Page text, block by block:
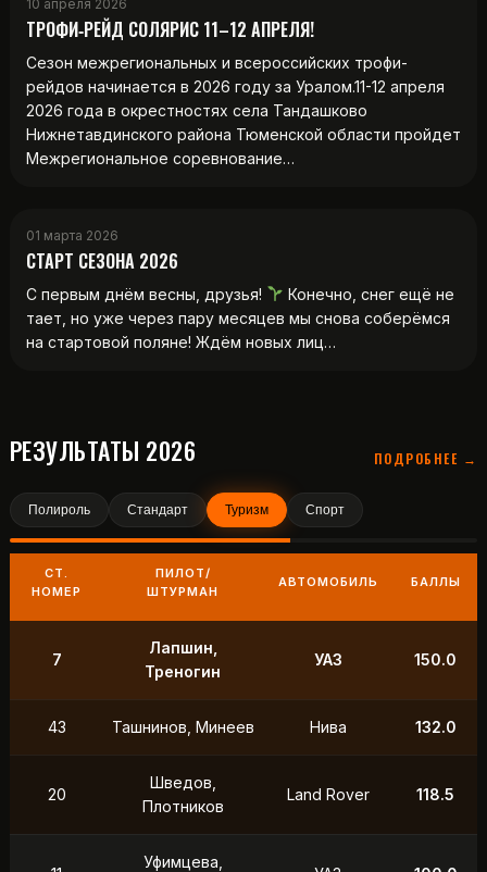
10 апреля 2026
ТРОФИ‑РЕЙД СОЛЯРИС 11–12 АПРЕЛЯ!
Сезон межрегиональных и всероссийских трофи-
рейдов начинается в 2026 году за Уралом.11-12 апреля
2026 года в окрестностях села Тандашково
Нижнетавдинского района Тюменской области пройдет
Межрегиональное соревнование…
01 марта 2026
СТАРТ СЕЗОНА 2026
С первым днём весны, друзья!
Конечно, снег ещё не
тает, но уже через пару месяцев мы снова соберёмся
на стартовой поляне! Ждём новых лиц…
РЕЗУЛЬТАТЫ 2026 ПОДРОБНЕЕ →
Полироль Стандарт Туризм Спорт
СТ.
НОМЕР
ПИЛОТ/
ШТУРМАН
АВТОМОБИЛЬ БАЛЛЫ
7
Лапшин,
Треногин
УАЗ 150.0
43 Ташнинов, Минеев Нива 132.0
20
Шведов,
Плотников
Land Rover 118.5
Уфимцева,